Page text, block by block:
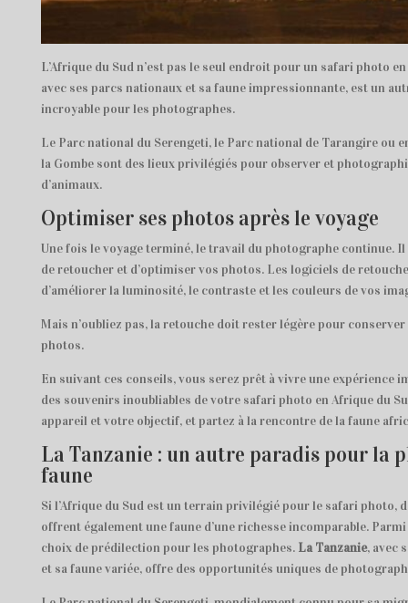
L’Afrique du Sud n’est pas le seul endroit pour un safari photo
avec ses parcs nationaux et sa faune impressionnante, est un
incroyable pour les photographes.
Le Parc national du Serengeti, le Parc national de Tarangire ou
la Gombe sont des lieux privilégiés pour observer et
d’animaux.
Optimiser ses photos après le voyage
Une fois le voyage terminé, le travail du photographe continue.
de retoucher et d’optimiser vos photos. Les logiciels de
d’améliorer la luminosité, le contraste et les couleurs de vos
Mais n’oubliez pas, la retouche doit rester légère pour conserver
photos.
En suivant ces conseils, vous serez prêt à vivre une expérience
des souvenirs inoubliables de votre safari photo en Afrique du
appareil et votre objectif, et partez à la rencontre de la faune
La Tanzanie : un autre paradis pour la
faune
Si l’Afrique du Sud est un terrain privilégié pour le safari photo,
offrent également une faune d’une richesse incomparable.
choix de prédilection pour les photographes. La Tanzanie, avec
et sa faune variée, offre des opportunités uniques de